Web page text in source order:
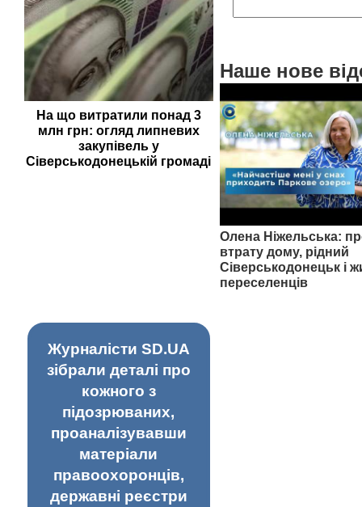
На що витратили понад 3
млн грн: огляд липневих
закупівель у
Сіверськодонецькій громаді
Наше нове
Олена Ніжельська:
втрату дому, рідний
Сіверськодонецьк і
переселенців
Журналісти SD.UA
зібрали деталі про
кожного з
підозрюваних,
проаналізувавши
матеріали
правоохоронців,
державні реєстри